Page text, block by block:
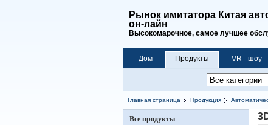
Рынок имитатора Китая
он-лайн
Высокомарочное, самое лучшее
Дом Продукты VR - шоу
Главная страница Продукция
Все продукты